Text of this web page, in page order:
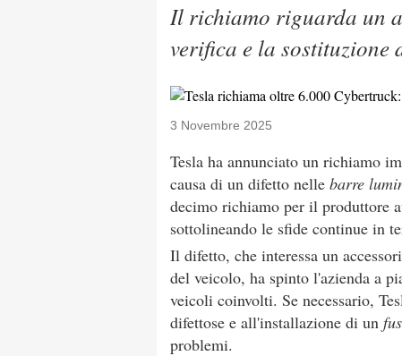
Il richiamo riguarda un
verifica e la sostituzione
3 Novembre 2025
Tesla ha annunciato un richiamo
causa di un difetto nelle barre
decimo richiamo per il produttore
sottolineando le sfide continue in
Il difetto, che interessa un
del veicolo, ha spinto l'azienda a
veicoli coinvolti. Se necessario,
difettose e all'installazione di un
problemi.